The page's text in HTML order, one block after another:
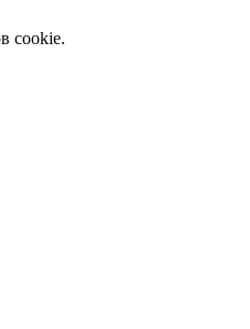
cookie.